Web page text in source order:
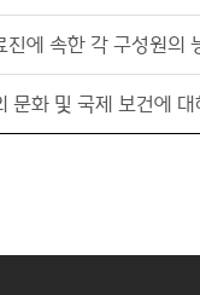
에 속한 각 구성원의
화 및 국제 보건에